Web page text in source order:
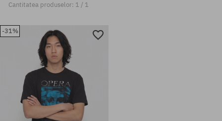
Cantitatea produselor: 1 / 1
-31%